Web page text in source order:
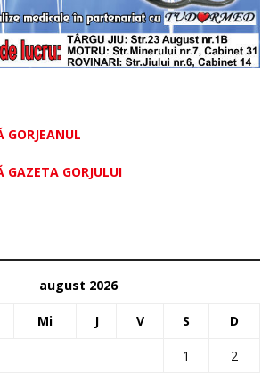
GORJEANUL
GAZETA GORJULUI
august 2026
Mi J V S D
1 2